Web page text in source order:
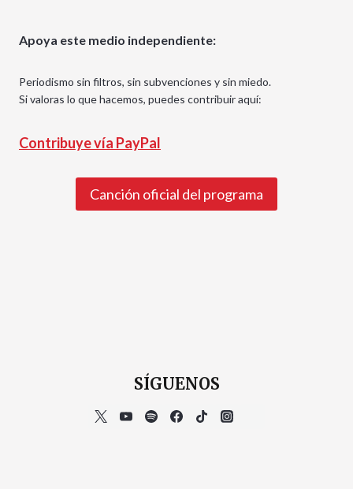
Apoya este medio independiente:
Periodismo sin filtros, sin subvenciones y sin miedo.
Si valoras lo que hacemos, puedes contribuir aquí:
Contribuye vía PayPal
Canción oficial del programa
SÍGUENOS